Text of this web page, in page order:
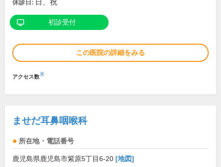
休診日: 日、祝
初診受付
この医院の詳細をみる
アクセス数※
ませだ耳鼻咽喉科
所在地・電話番号
鹿児島県鹿児島市紫原5丁目6-20 [地図]